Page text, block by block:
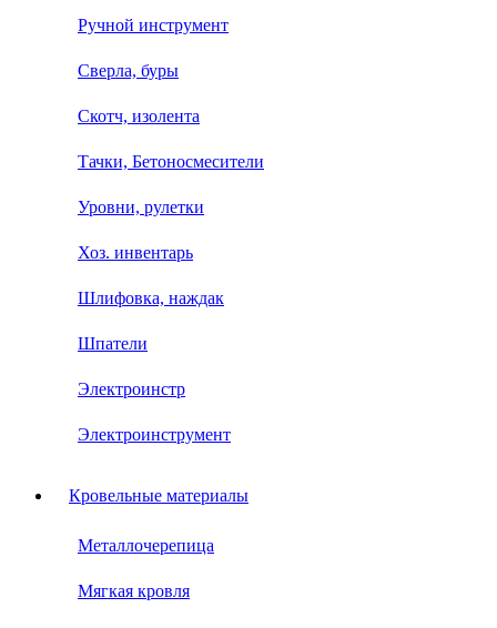
Ручной инструмент
Сверла, буры
Скотч, изолента
Тачки, Бетоносмесители
Уровни, рулетки
Хоз. инвентарь
Шлифовка, наждак
Шпатели
Электроинстр
Электроинструмент
Кровельные материалы
Металлочерепица
Мягкая кровля